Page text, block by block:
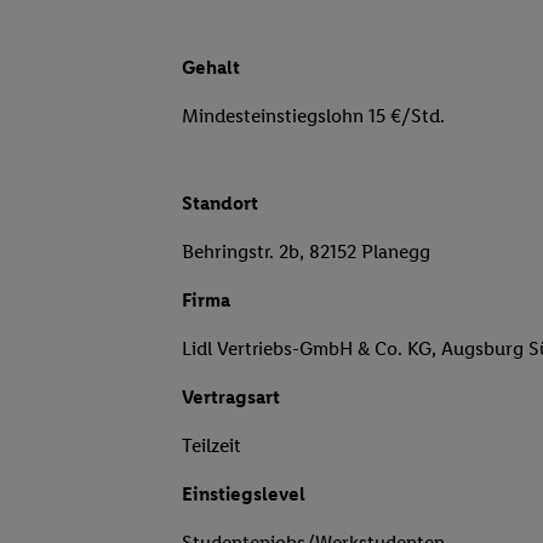
Gehalt
Mindesteinstiegslohn 15 €/Std.
Standort
Behringstr. 2b, 82152 Planegg
Firma
Lidl Vertriebs-GmbH & Co. KG, Augsburg
Vertragsart
Teilzeit
Einstiegslevel